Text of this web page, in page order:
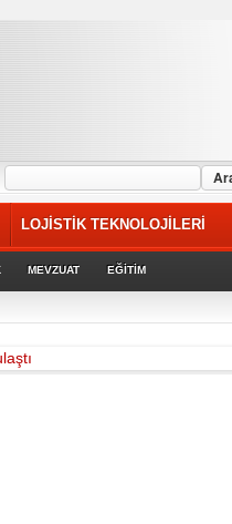
LOJİSTİK TEKNOLOJİLERİ
MEVZUAT EĞİTİM
ediyor